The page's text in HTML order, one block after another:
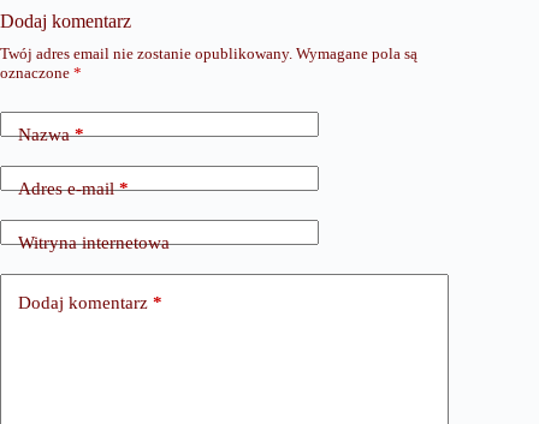
Dodaj komentarz
Twój adres email nie zostanie opublikowany. Wymagane pola są
oznaczone *
Nazwa*
Adres e-mail*
Witryna internetowa
Dodaj komentarz *